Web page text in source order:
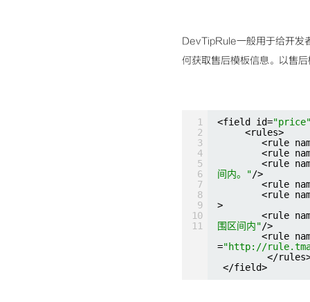
DevTipRule一般用于给开发
何获取售后模板信息。以售
1
2
3
4
5
6
7
8
9
10
11
<field id=
<rules>
<rule
<rule
<rule
间内。"/>
<rule
<rule
>
<rule
围区间内"/>
<rule
="http://
</
</field>